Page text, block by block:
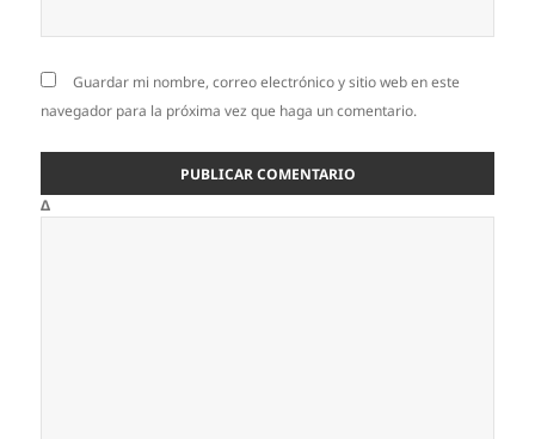
Guardar mi nombre, correo electrónico y sitio web en este
navegador para la próxima vez que haga un comentario.
Δ